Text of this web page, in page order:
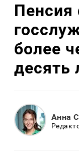
Пенсия
более
десять
Анна